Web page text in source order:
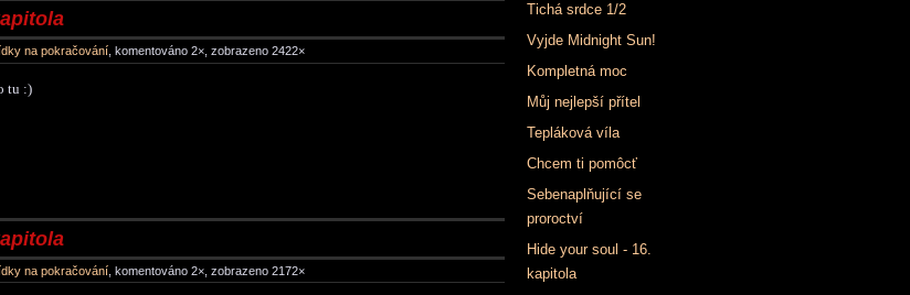
na pokračování , komentováno 2×, zobrazeno 2422×
tu :)
na pokračování , komentováno 2×, zobrazeno 2172×
Tichá srdce 1/2
Vyjde Midnight Sun!
Kompletná moc
Můj nejlepší přítel
Tepláková víla
Chcem ti pomôcť
Sebenaplňující se
proroctví
Hide your soul - 16.
kapitola